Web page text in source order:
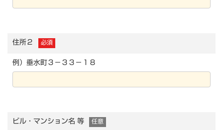
住所２ 必須
例）垂水町３－３３－１８
ビル・マンション名 等 任意